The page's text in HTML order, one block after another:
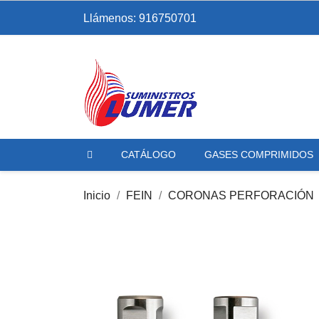
Llámenos: 916750701
CATÁLOGO GASES COMPRIMIDOS
Inicio FEIN CORONAS PERFORACIÓN